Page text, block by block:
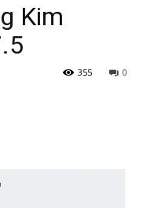
Kim
0
355